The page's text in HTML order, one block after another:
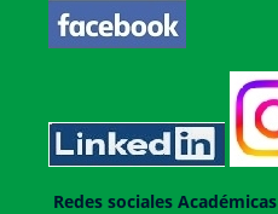
Redes sociales Académicas